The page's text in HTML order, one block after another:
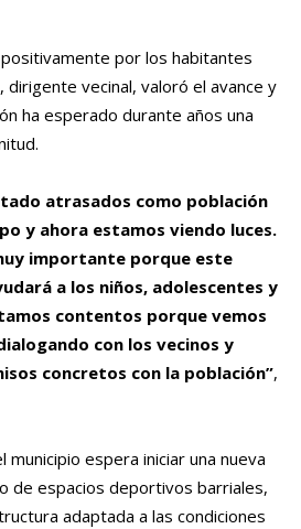
por los habitantes
dirigente vecinal, valoró el avance y
ha esperado durante años una
atrasados como población
y ahora estamos viendo luces.
importante porque este
a los niños, adolescentes y
contentos porque vemos
con los vecinos y
concretos con la población”,
municipio espera iniciar una nueva
de espacios deportivos barriales,
adaptada a las condiciones